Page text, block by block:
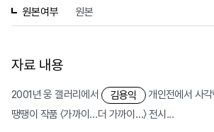
원본여부 원본
자료 내용
2001년 웅 갤러리에서 김용익
개인전에서 사각
땡땡이 작품 〈가까이…더 가까이…〉 전시...